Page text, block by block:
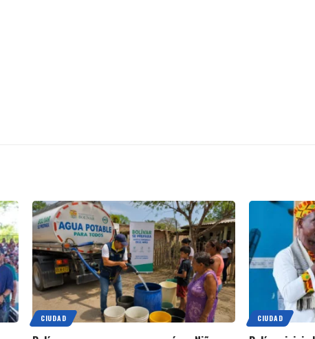
CIUDAD CIUDAD